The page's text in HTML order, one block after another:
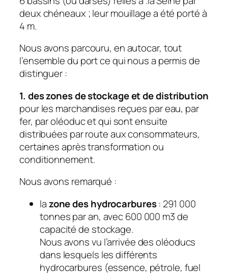
deux chéneaux ; leur mouillage a été porté à
4 m.
Nous avons parcouru, en autocar, tout
l’ensemble du port ce qui nous a permis de
distinguer :
1. des zones de stockage et de distribution
pour les marchandises reçues par eau, par
fer, par oléoduc et qui sont ensuite
distribuées par route aux consommateurs,
certaines après transformation ou
conditionnement.
Nous avons remarqué :
lazone des hydrocarbures: 291 000
tonnes par an, avec 600 000 m3 de
capacité de stockage.
Nous avons vu l’arrivée des oléoducs
dans lesquels les différents
hydrocarbures (essence, pétrole, fuel